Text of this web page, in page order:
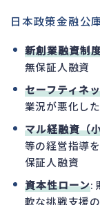
日本政策金融公
新創業融資制
無保証人融資
セーフティネ
業況が悪化し
マル経融資（
等の経営指導
保証人融資
資本性ローン:
軟な挑戦支援